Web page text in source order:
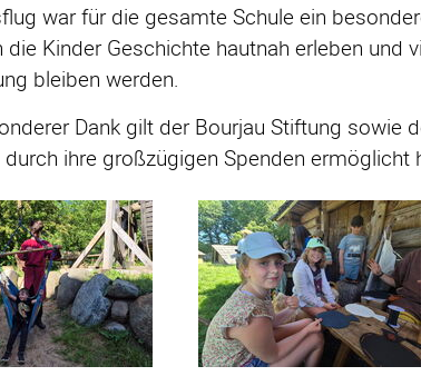
war für die gesamte Schule ein
die Kinder Geschichte hautnah erleben und
bleiben werden.
Dank gilt der Bourjau Stiftung sowie
ihre großzügigen Spenden ermöglicht